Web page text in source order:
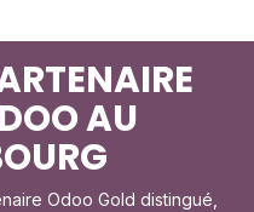
AU
Odoo Gold distingué,